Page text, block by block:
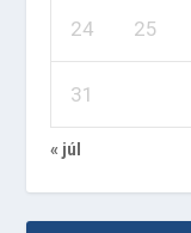
24 25
31
« júl